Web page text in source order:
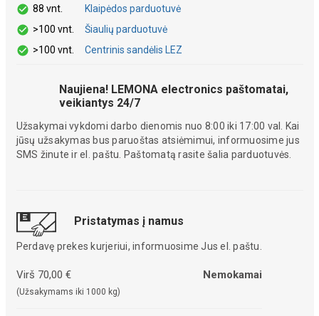
88 vnt.
Klaipėdos parduotuvė
>100 vnt.
Šiaulių parduotuvė
>100 vnt.
Centrinis sandėlis LEZ
Naujiena! LEMONA electronics paštomatai,
veikiantys 24/7
Užsakymai vykdomi darbo dienomis nuo 8:00 iki 17:00 val. Kai
jūsų užsakymas bus paruoštas atsiėmimui, informuosime jus
SMS žinute ir el. paštu. Paštomatą rasite šalia parduotuvės.
Pristatymas į namus
Perdavę prekes kurjeriui, informuosime Jus el. paštu.
Virš 70,00 €
(Užsakymams iki 1000 kg)
Nemokamai